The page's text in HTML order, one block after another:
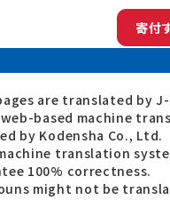
寄付
are translated by J-
based machine
by Kodensha Co., Ltd.
translation
100% correctness.
might not be